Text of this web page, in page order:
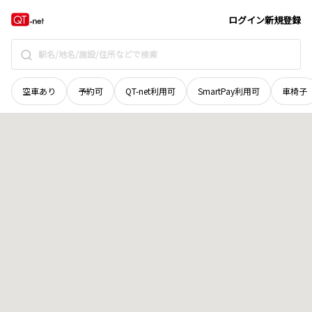
ログイン新規登録
空車あり 予約可 QT-net利用可 SmartPay利用可 車椅子
京都府